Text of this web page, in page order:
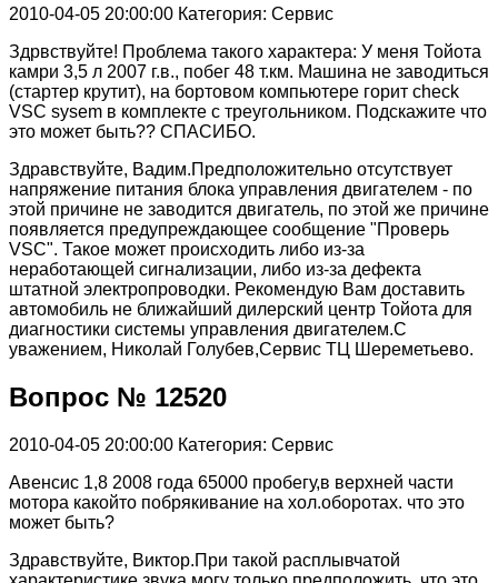
2010-04-05 20:00:00 Категория: Сервис
Здрвствуйте! Проблема такого характера: У меня Тойота
камри 3,5 л 2007 г.в., побег 48 т.км. Машина не заводиться
(стартер крутит), на бортовом компьютере горит check
VSC sysem в комплекте с треугольником. Подскажите что
это может быть?? СПАСИБО.
Здравствуйте, Вадим.Предположительно отсутствует
напряжение питания блока управления двигателем - по
этой причине не заводится двигатель, по этой же причине
появляется предупреждающее сообщение "Проверь
VSC". Такое может происходить либо из-за
неработающей сигнализации, либо из-за дефекта
штатной электропроводки. Рекомендую Вам доставить
автомобиль не ближайший дилерский центр Тойота для
диагностики системы управления двигателем.С
уважением, Николай Голубев,Сервис ТЦ Шереметьево.
Вопрос № 12520
2010-04-05 20:00:00 Категория: Сервис
Авенсис 1,8 2008 года 65000 пробегу,в верхней части
мотора какойто побрякивание на хол.оборотах. что это
может быть?
Здравствуйте, Виктор.При такой расплывчатой